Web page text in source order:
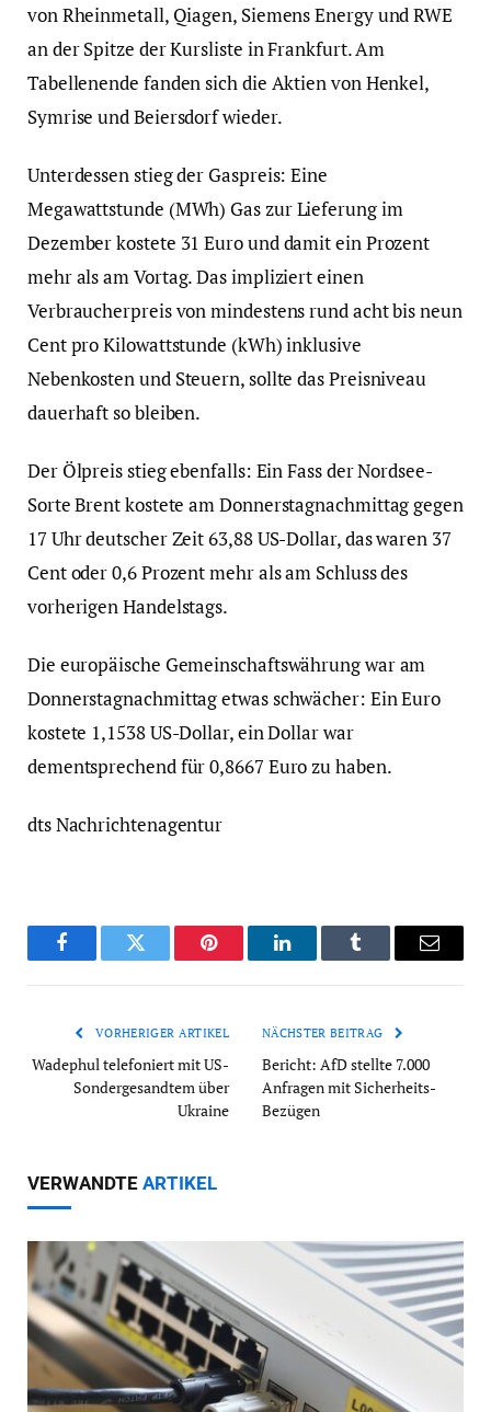
von Rheinmetall, Qiagen, Siemens Energy und RWE
an der Spitze der Kursliste in Frankfurt. Am
Tabellenende fanden sich die Aktien von Henkel,
Symrise und Beiersdorf wieder.
Unterdessen stieg der Gaspreis: Eine
Megawattstunde (MWh) Gas zur Lieferung im
Dezember kostete 31 Euro und damit ein Prozent
mehr als am Vortag. Das impliziert einen
Verbraucherpreis von mindestens rund acht bis neun
Cent pro Kilowattstunde (kWh) inklusive
Nebenkosten und Steuern, sollte das Preisniveau
dauerhaft so bleiben.
Der Ölpreis stieg ebenfalls: Ein Fass der Nordsee-
Sorte Brent kostete am Donnerstagnachmittag gegen
17 Uhr deutscher Zeit 63,88 US-Dollar, das waren 37
Cent oder 0,6 Prozent mehr als am Schluss des
vorherigen Handelstags.
Die europäische Gemeinschaftswährung war am
Donnerstagnachmittag etwas schwächer: Ein Euro
kostete 1,1538 US-Dollar, ein Dollar war
dementsprechend für 0,8667 Euro zu haben.
dts Nachrichtenagentur
FacebookTwitter Pinterest LinkedInTumblr Email
VORHERIGER ARTIKEL
Wadephul telefoniert mit US-
Sondergesandtem über
Ukraine
NÄCHSTER BEITRAG
Bericht: AfD stellte 7.000
Anfragen mit Sicherheits-
Bezügen
VERWANDTE ARTIKEL